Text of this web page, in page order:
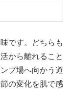
です。どちらも
から離れること
プ場へ向かう道
の変化を肌で感